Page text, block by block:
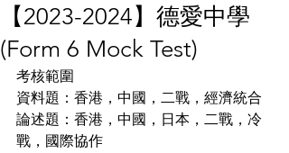
【2023-2024】德愛中學
(Form 6 Mock Test)
考核範圍
資料題：香港，中國，二戰，經濟統合
論述題：香港，中國，日本，二戰，冷
戰，國際協作